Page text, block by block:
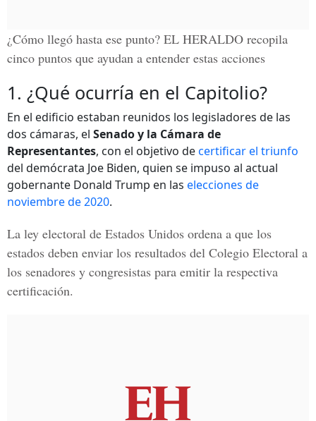
¿Cómo llegó hasta ese punto? EL HERALDO recopila
cinco puntos que ayudan a entender estas acciones
1. ¿Qué ocurría en el Capitolio?
En el edificio estaban reunidos los legisladores de las
dos cámaras, el Senado y la Cámara de
Representantes, con el objetivo decertificar el triunfo
del demócrata Joe Biden, quien se impuso al actual
gobernante Donald Trump en las elecciones de
noviembre de 2020.
La ley electoral de Estados Unidos ordena a que los
estados deben enviar los resultados del Colegio Electoral a
los senadores y congresistas para emitir la respectiva
certificación.